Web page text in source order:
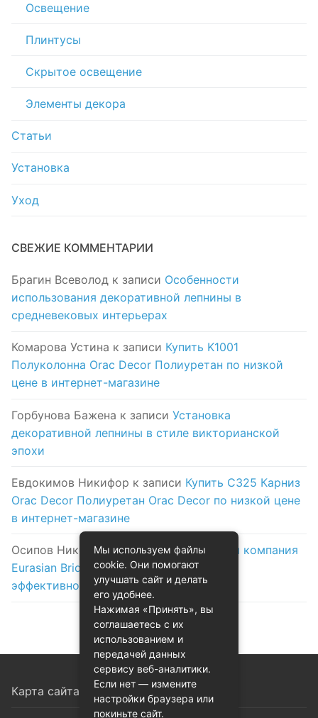
Освещение
Плинтусы
Скрытое освещение
Элементы декора
Статьи
Установка
Уход
СВЕЖИЕ КОММЕНТАРИИ
Брагин Всеволод к записи Особенности
использования декоративной лепнины в
средневековых интерьерах
Комарова Устина к записи Купить K1001
Полуколонна Orac Decor Полиуретан по низкой
цене в интернет-магазине
Горбунова Бажена к записи Установка
декоративной лепнины в стиле викторианской
эпохи
Евдокимов Никифор к записи Купить C325 Карниз
Orac Decor Полиуретан Orac Decor по низкой цене
в интернет-магазине
Осипов Николак записиЛогистическая компания
Eurasian Bridge в Астане: надежность и
эффективность на первом месте
Карта сайта
Мы используем файлы
cookie. Они помогают
улучшать сайт и делать
его удобнее.
Нажимая «Принять», вы
соглашаетесь с их
использованием и
передачей данных
сервису веб-аналитики.
Если нет — измените
настройки браузера или
покиньте сайт.